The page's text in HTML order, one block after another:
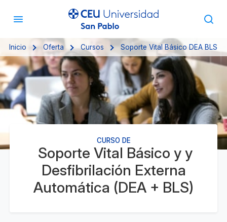
Inicio Oferta Cursos Soporte Vital Básico DEA BLS
CURSO DE
Soporte Vital Básico y y
Desfibrilación Externa
Automática (DEA + BLS)